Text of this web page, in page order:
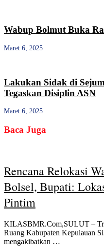
Wabup Bolmut Buka
Maret 6, 2025
Lakukan Sidak di
Tegaskan Disiplin ASN
Maret 6, 2025
Baca Juga
Rencana Relokasi
Bolsel, Bupati:
Pintim
KILASBMR.Com,SULUT –
Ruang Kabupaten Kepulauan
mengakibatkan …